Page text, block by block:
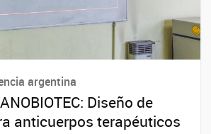
argentina
Diseño de
anticuerpos terapéuticos